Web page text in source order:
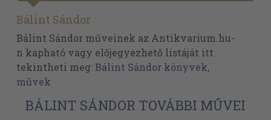
Bálint Sándor
Bálint Sándor műveinek az Antikvarium.hu-
n kapható vagy előjegyezhető listáját itt
tekintheti meg:Bálint Sándor könyvek,
művek
BÁLINT SÁNDOR TOVÁBBI MŰVEI